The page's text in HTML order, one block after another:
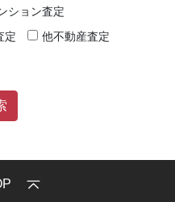
ション査定
定 他不動産査定